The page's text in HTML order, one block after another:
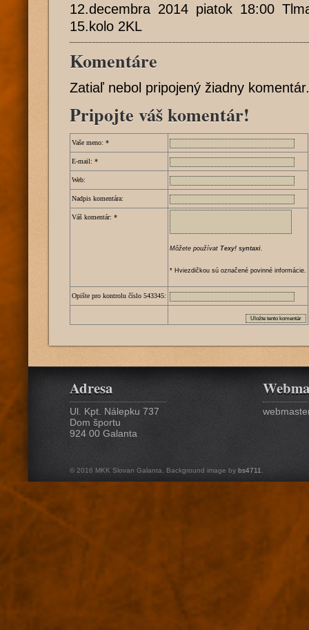
12.decembra 2014 piatok 18:00
15.kolo 2KL
Komentáre
Zatiaľ nebol pripojený žiadny
Pripojte váš komentár!
Vaše meno: *
E-mail: *
Web:
Nadpis komentára:
Váš komentár: *
Môžete používat Texy! syntaxi.
* Hviezdičkou sú označené povinné informácie.
Opište pro kontrolu číslo 543345:
Adresa
Ul. Kpt. Nálepku 737
Dom športu
924 00 Galanta
© 2016 MKK Slovan Galanta. Background image by bs4711